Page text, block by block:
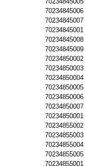
70234845006
70234845007
70234845001
70234845008
70234845009
70234850002
70234850003
70234850004
70234850005
70234850006
70234850007
70234850001
70234855002
70234855003
70234855004
70234855005
70234855001